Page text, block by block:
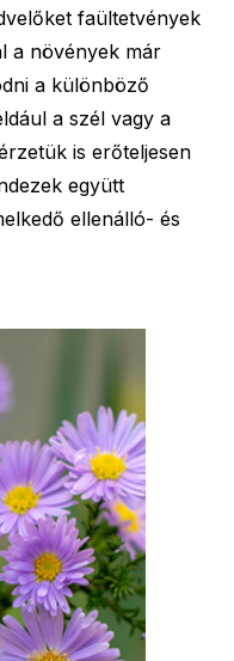
faültetvények
a növények már
a különböző
a szél vagy a
is erőteljesen
együtt
ellenálló- és